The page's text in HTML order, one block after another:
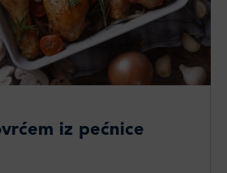
iz pećnice